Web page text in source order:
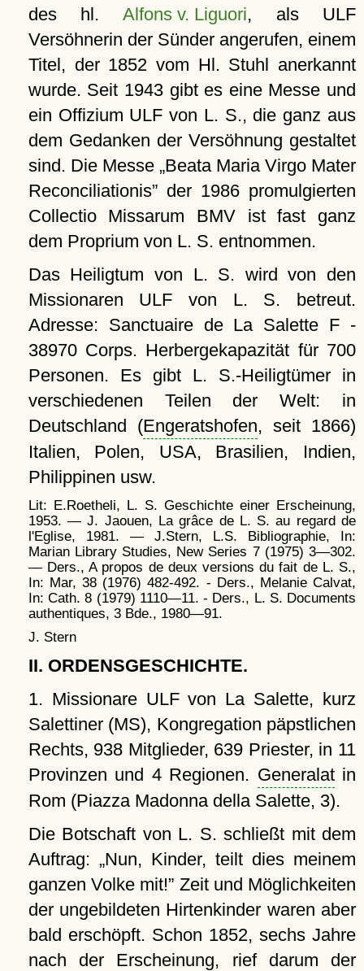
des hl.Alfons v. Liguori, als ULF
Versöhnerin der Sünder angerufen, einem
Titel, der 1852 vom Hl. Stuhl anerkannt
wurde. Seit 1943 gibt es eine Messe und
ein Offizium ULF von L. S., die ganz aus
dem Gedanken der Versöhnung gestaltet
sind. Die Messe Beata Maria Virgo Mater
Reconciliationis der 1986 promulgierten
Collectio Missarum BMV ist fast ganz
dem Proprium von L. S. entnommen.
Das Heiligtum von L. S. wird von den
Missionaren ULF von L. S. betreut.
Adresse: Sanctuaire de La Salette F -
38970 Corps. Herbergekapazität für 700
Personen. Es gibt L. S.-Heiligtümer in
verschiedenen Teilen der Welt: in
Deutschland (Engeratshofen, seit 1866)
Italien, Polen, USA, Brasilien, Indien,
Philippinen usw.
Lit: E.Roetheli, L. S. Geschichte einer Erscheinung,
1953. — J. Jaouen, La grâce de L. S. au regard de
l'Eglise, 1981. — J.Stern, L.S. Bibliographie, In:
Marian Library Studies, New Series 7 (1975) 3—302.
— Ders., A propos de deux versions du fait de L. S.,
In: Mar, 38 (1976) 482-492. - Ders., Melanie Calvat,
In: Cath. 8 (1979) 1110—11. - Ders., L. S. Documents
authentiques, 3 Bde., 1980—91.
J. Stern
II. ORDENSGESCHICHTE.
1. Missionare ULF von La Salette, kurz
Salettiner (MS), Kongregation päpstlichen
Rechts, 938 Mitglieder, 639 Priester, in 11
Provinzen und 4 Regionen. Generalatin
Rom (Piazza Madonna della Salette, 3).
Die Botschaft von L. S. schließt mit dem
Auftrag:
Nun, Kinder, teilt dies meinem
ganzen Volke mit! Zeit und Möglichkeiten
der ungebildeten Hirtenkinder waren aber
bald erschöpft. Schon 1852, sechs Jahre
nach der Erscheinung, rief darum der